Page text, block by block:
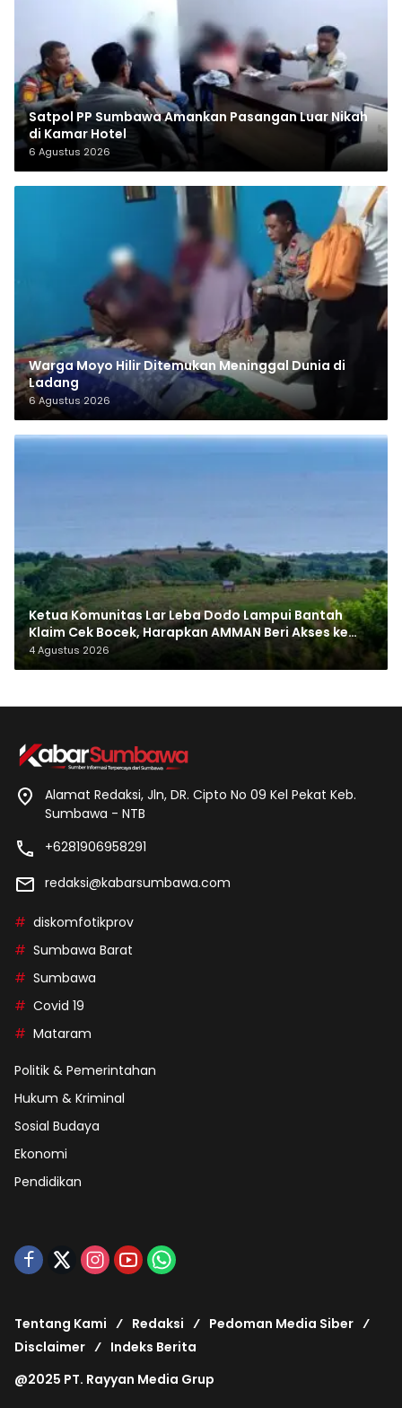
Satpol PP Sumbawa Amankan Pasangan Luar Nikah
di Kamar Hotel
6 Agustus 2026
Warga Moyo Hilir Ditemukan Meninggal Dunia di
Ladang
6 Agustus 2026
Ketua Komunitas Lar Leba Dodo Lampui Bantah
Klaim Cek Bocek, Harapkan AMMAN Beri Akses ke
Makam Leluhur
4 Agustus 2026
Alamat Redaksi, Jln, DR. Cipto No 09 Kel Pekat Keb.
Sumbawa - NTB
+6281906958291
redaksi@kabarsumbawa.com
diskomfotikprov
Sumbawa Barat
Sumbawa
Covid 19
Mataram
Politik & Pemerintahan
Hukum & Kriminal
Sosial Budaya
Ekonomi
Pendidikan
Tentang Kami Redaksi
Pedoman Media Siber
Disclaimer
Indeks Berita
@2025 PT. Rayyan Media Grup